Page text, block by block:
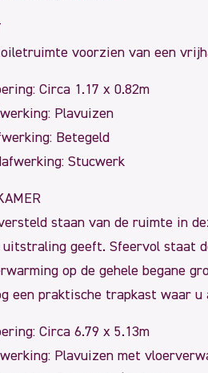
voorzien van een
Circa 1.17 x 0.82m
Plavuizen
Betegeld
Stucwerk
staan van de ruimte in
geeft. Sfeervol staat
op de gehele begane
een praktische trapkast waar u
Circa 6.79 x 5.13m
Plavuizen met